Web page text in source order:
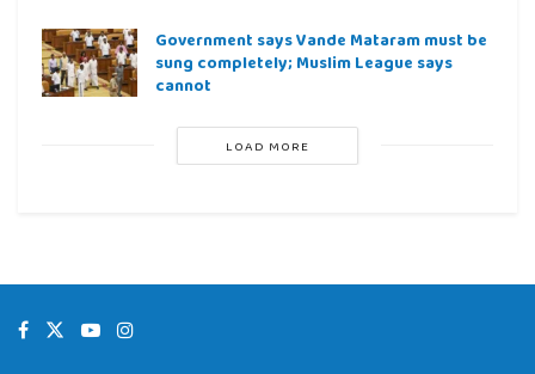
Government says Vande Mataram must be
sung completely; Muslim League says
cannot
LOAD MORE